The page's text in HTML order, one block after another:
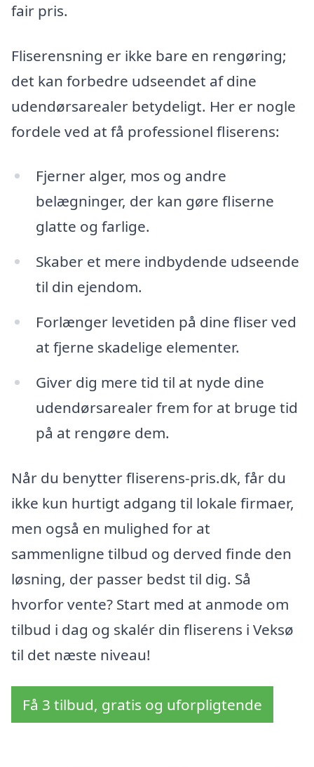
fair pris.
Fliserensning er ikke bare en rengøring;
det kan forbedre udseendet af dine
udendørsarealer betydeligt. Her er nogle
fordele ved at få professionel fliserens:
Fjerner alger, mos og andre
belægninger, der kan gøre fliserne
glatte og farlige.
Skaber et mere indbydende udseende
til din ejendom.
Forlænger levetiden på dine fliser ved
at fjerne skadelige elementer.
Giver dig mere tid til at nyde dine
udendørsarealer frem for at bruge tid
på at rengøre dem.
Når du benytter fliserens-pris.dk, får du
ikke kun hurtigt adgang til lokale firmaer,
men også en mulighed for at
sammenligne tilbud og derved finde den
løsning, der passer bedst til dig. Så
hvorfor vente? Start med at anmode om
tilbud i dag og skalér din fliserens i Veksø
til det næste niveau!
Få 3 tilbud, gratis og uforpligtende